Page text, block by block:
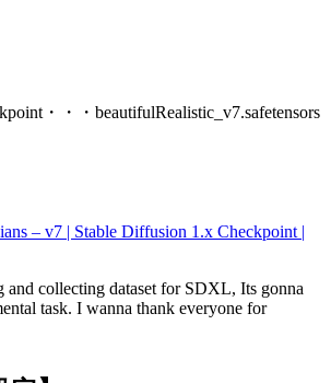
・・・beautifulRealistic_v7.safetensors
– v7 | Stable Diffusion 1.x Checkpoint |
and collecting dataset for SDXL, Its gonna
task. I wanna thank everyone for